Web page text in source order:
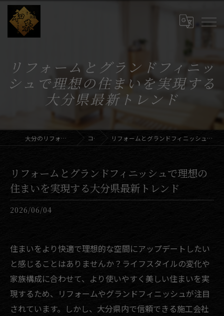
リフォームとグランドフィニッ
シュで理想の住まいを実現する
大分県最新トレンド
大分のリフォームならさとう装飾和恭 コラム リフォームとグランドフィニッシュで理想の住まいを実現する大分県最新トレンド
リフォームとグランドフィニッシュで理想の
住まいを実現する大分県最新トレンド
2026/06/04
住まいをより快適で理想的な空間にアップデートしたい
と感じることはありませんか？ライフスタイルの変化や
家族構成に合わせて、より使いやすく美しい住まいを実
現するため、リフォームやグランドフィニッシュが注目
されています。しかし、大分県内で信頼できる施工会社